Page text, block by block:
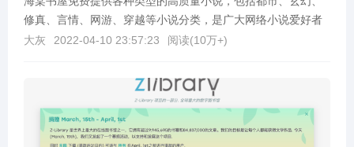
修真、言情、网游、穿越等小说分类，是广大网络小说爱好者
必备的小说阅读网。海棠书屋网址：http://www...
大灰 2022-04-10 23:57:23 阅读(10万+)